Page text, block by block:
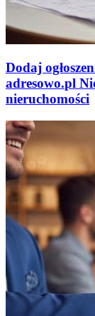
Dodaj
adresowo.pl
nieruchomości